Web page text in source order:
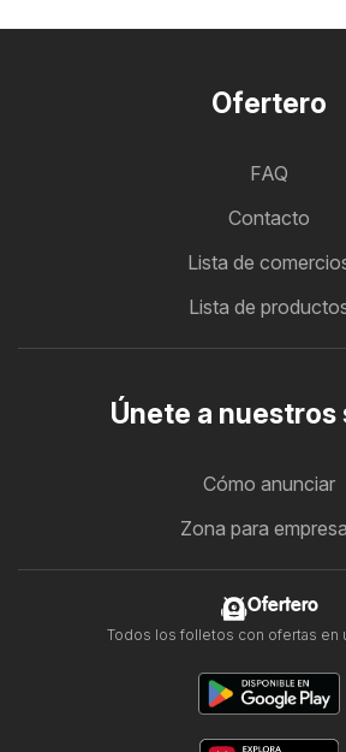
Ofertero
FAQ
Contacto
Lista de
Lista de
Únete a nuestros
Cómo anunciar
Zona para
Ofertero
Todos los folletos con ofertas en